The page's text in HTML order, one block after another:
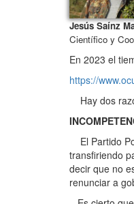
Jesús Saínz
Científico y
En 2023 el
https://
Hay dos
El Partido
transfiriendo
decir que no
renunciar a